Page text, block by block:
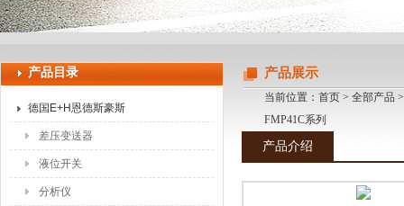
产品目录
德国E+H恩德斯豪斯
差压变送器
液位开关
分析仪
产品展示
当前位置： 首页 > 全部产品
FMP41C系列
产品介绍